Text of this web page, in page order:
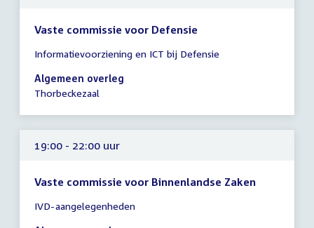
Vaste commissie voor Defensie
vergadering
19:00
-
uur
Informatievoorziening en ICT bij Defensie
Algemeen overleg
Thorbeckezaal
19:00 - 22:00 uur
Vaste commissie voor Binnenlandse Zaken
vergadering
IVD-aangelegenheden